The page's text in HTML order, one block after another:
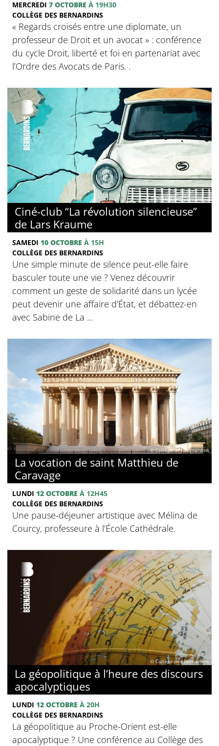
MERCREDI 7 OCTOBRE À 19H30
COLLÈGE DES BERNARDINS
‍« Regards croisés entre une diplomate, un
professeur de Droit et un avocat » : conférence
du cycle Droit, liberté et foi en partenariat avec
l’Ordre des Avocats de Paris. .
© Collège des Bernardins
Ciné-club “La révolution silencieuse”
de Lars Kraume
SAMEDI 10 OCTOBRE À 15H
COLLÈGE DES BERNARDINS
Une simple minute de silence peut-elle faire
basculer toute une vie ? Venez découvrir
comment un geste de solidarité dans un lycée
peut devenir une affaire d’État, et débattez-en
avec Sabine de La ...
© Collège des Bernardins
La vocation de saint Matthieu de
Caravage
LUNDI 12 OCTOBRE À 12H45
COLLÈGE DES BERNARDINS
Une pause-déjeuner artistique avec Mélina de
Courcy, professeure à l’École Cathédrale.
© Collège des Bernardins
La géopolitique à l’heure des discours
apocalyptiques
LUNDI 12 OCTOBRE À 20H
COLLÈGE DES BERNARDINS
La géopolitique au Proche-Orient est-elle
apocalyptique ? Une conférence au Collège des